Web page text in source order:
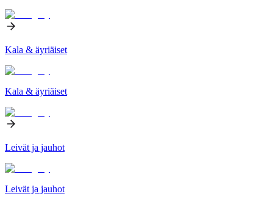
Kala & äyriäiset
Kala & äyriäiset
Leivät ja jauhot
Leivät ja jauhot